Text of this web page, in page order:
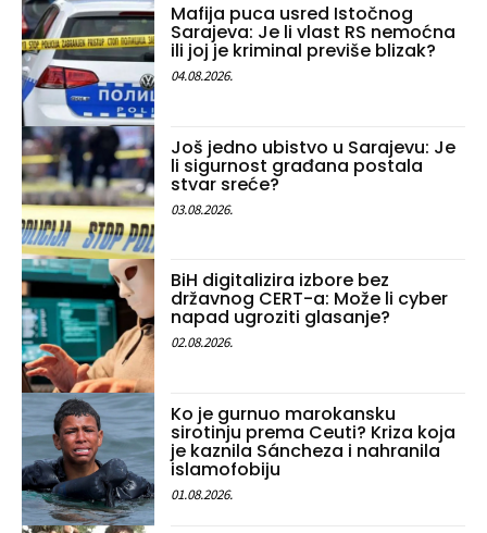
Mafija puca usred Istočnog
Sarajeva: Je li vlast RS nemoćna
ili joj je kriminal previše blizak?
04.08.2026.
Još jedno ubistvo u Sarajevu: Je
li sigurnost građana postala
stvar sreće?
03.08.2026.
BiH digitalizira izbore bez
državnog CERT-a: Može li cyber
napad ugroziti glasanje?
02.08.2026.
Ko je gurnuo marokansku
sirotinju prema Ceuti? Kriza koja
je kaznila Sáncheza i nahranila
islamofobiju
01.08.2026.